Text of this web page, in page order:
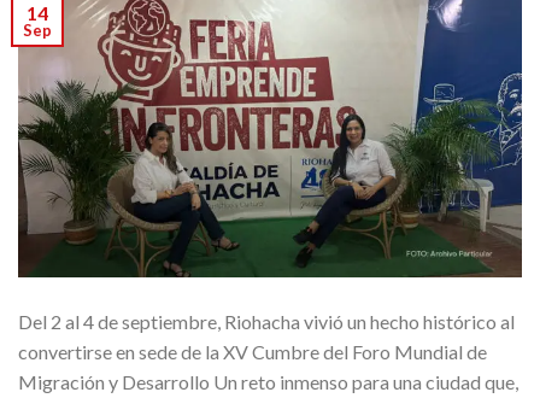
14
Sep
Del 2 al 4 de septiembre, Riohacha vivió un hecho histórico al
convertirse en sede de la XV Cumbre del Foro Mundial de
Migración y Desarrollo Un reto inmenso para una ciudad que,